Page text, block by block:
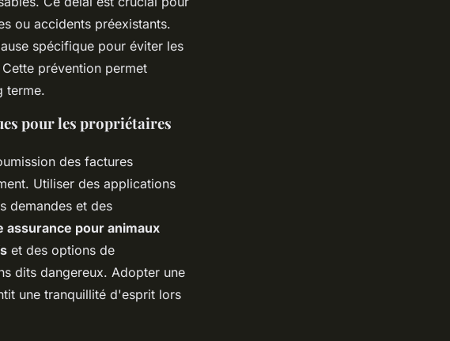
ou accidents préexistants.
spécifique pour éviter les
prévention permet
terme.
pour les propriétaires
des factures
Utiliser des applications
demandes et des
assurance pour animaux
et des options de
dits dangereux. Adopter une
une tranquillité d'esprit lors